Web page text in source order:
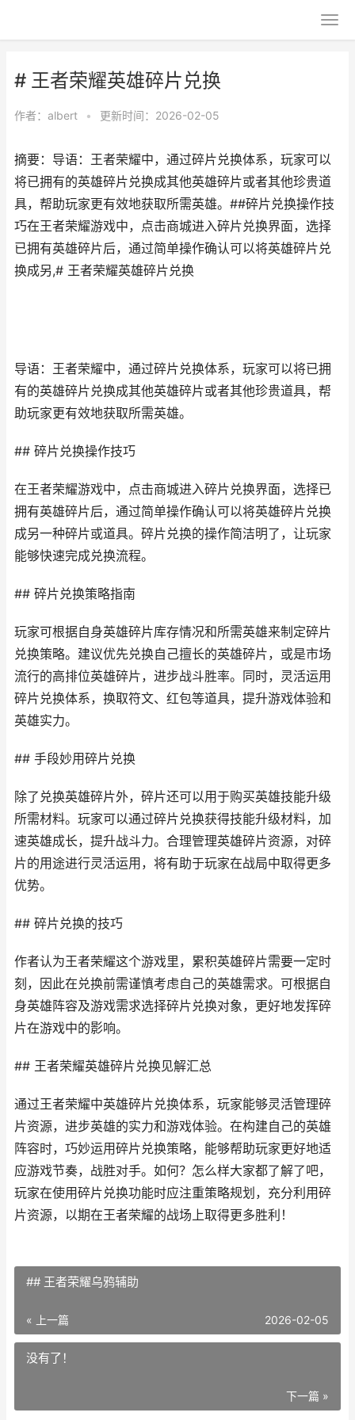
# 王者荣耀英雄碎片兑换
作者： albert • 更新时间：2026-02-05
摘要：导语：王者荣耀中，通过碎片兑换体系，玩家可以
将已拥有的英雄碎片兑换成其他英雄碎片或者其他珍贵道
具，帮助玩家更有效地获取所需英雄。##碎片兑换操作技
巧在王者荣耀游戏中，点击商城进入碎片兑换界面，选择
已拥有英雄碎片后，通过简单操作确认可以将英雄碎片兑
换成另,# 王者荣耀英雄碎片兑换
导语：王者荣耀中，通过碎片兑换体系，玩家可以将已拥
有的英雄碎片兑换成其他英雄碎片或者其他珍贵道具，帮
助玩家更有效地获取所需英雄。
## 碎片兑换操作技巧
在王者荣耀游戏中，点击商城进入碎片兑换界面，选择已
拥有英雄碎片后，通过简单操作确认可以将英雄碎片兑换
成另一种碎片或道具。碎片兑换的操作简洁明了，让玩家
能够快速完成兑换流程。
## 碎片兑换策略指南
玩家可根据自身英雄碎片库存情况和所需英雄来制定碎片
兑换策略。建议优先兑换自己擅长的英雄碎片，或是市场
流行的高排位英雄碎片，进步战斗胜率。同时，灵活运用
碎片兑换体系，换取符文、红包等道具，提升游戏体验和
英雄实力。
## 手段妙用碎片兑换
除了兑换英雄碎片外，碎片还可以用于购买英雄技能升级
所需材料。玩家可以通过碎片兑换获得技能升级材料，加
速英雄成长，提升战斗力。合理管理英雄碎片资源，对碎
片的用途进行灵活运用，将有助于玩家在战局中取得更多
优势。
## 碎片兑换的技巧
作者认为王者荣耀这个游戏里，累积英雄碎片需要一定时
刻，因此在兑换前需谨慎考虑自己的英雄需求。可根据自
身英雄阵容及游戏需求选择碎片兑换对象，更好地发挥碎
片在游戏中的影响。
## 王者荣耀英雄碎片兑换见解汇总
通过王者荣耀中英雄碎片兑换体系，玩家能够灵活管理碎
片资源，进步英雄的实力和游戏体验。在构建自己的英雄
阵容时，巧妙运用碎片兑换策略，能够帮助玩家更好地适
应游戏节奏，战胜对手。如何？怎么样大家都了解了吧，
玩家在使用碎片兑换功能时应注重策略规划，充分利用碎
片资源，以期在王者荣耀的战场上取得更多胜利！
## 王者荣耀乌鸦辅助
« 上一篇 2026-02-05
没有了！
下一篇 »